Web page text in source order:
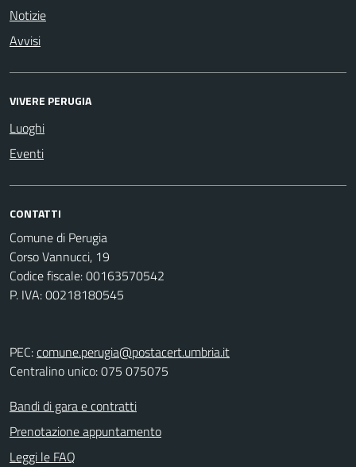
Notizie
Avvisi
VIVERE PERUGIA
Luoghi
Eventi
CONTATTI
Comune di Perugia
Corso Vannucci, 19
Codice fiscale: 00163570542
P. IVA: 00218180545
PEC:comune.perugia@postacert.umbria.it
Centralino unico: 075 075075
Bandi di gara e contratti
Prenotazione appuntamento
Leggi le FAQ